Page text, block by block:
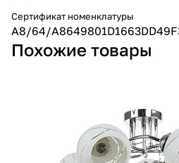
Сертификат номенклатуры
A8/64/
Похожие товары